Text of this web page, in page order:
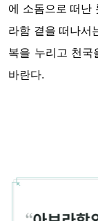
에 소돔으로 떠난
라함 곁을 떠나서
복을 누리고 천국
바란다.